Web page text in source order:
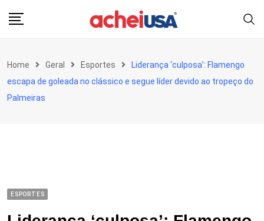
Home Geral Esportes
Liderança ‘culposa’: Flamengo
escapa de goleada no clássico e segue líder devido ao tropeço do
Palmeiras
ESPORTES